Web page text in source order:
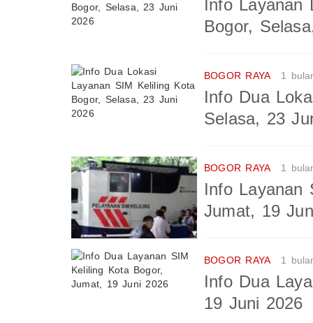
Info
Bogor,
BOGOR RAYA 1
Info Dua
Selasa, 23
BOGOR RAYA 1
Info Layanan
Jumat, 19
BOGOR RAYA 1
Info Dua
19 Juni 2026